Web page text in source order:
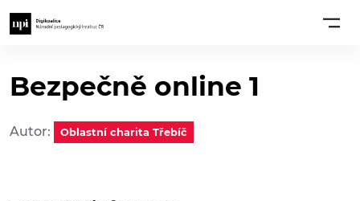
Bezpečně online 1
Autor: Oblastní charita Třebíč